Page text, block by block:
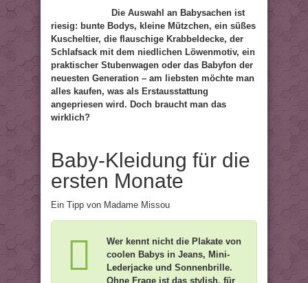
Die Auswahl an Babysachen ist
riesig: bunte Bodys, kleine Mützchen, ein süßes
Kuscheltier, die flauschige Krabbeldecke, der
Schlafsack mit dem niedlichen Löwenmotiv, ein
praktischer Stubenwagen oder das Babyfon der
neuesten Generation – am liebsten möchte man
alles kaufen, was als Erstausstattung
angepriesen wird. Doch braucht man das
wirklich?
Baby-Kleidung für die
ersten Monate
Ein Tipp von Madame Missou
Wer kennt nicht die Plakate von
coolen Babys in Jeans, Mini-
Lederjacke und Sonnenbrille.
Ohne Frage ist das stylish, für